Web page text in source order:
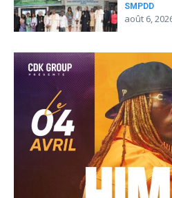
SMPDD
août 6,